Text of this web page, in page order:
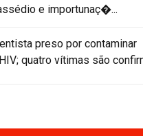
e importunaç�...
preso por contaminar
quatro vítimas são